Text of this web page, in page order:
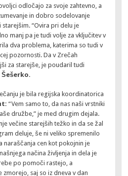
odločajo za svoje zahtevno, a
in dobro sodelovanje
“Ovira pri delu je
manj pa je tudi volje za vključitev v
dva problema, katerima so tudi v
pozornosti. Da v Zrečah
za starejše, je poudaril tudi
Šešerko.
je bila regijska koordinatorica
“Vem samo to, da nas naši vrstniki
družbe,” je med drugim dejala.
večine starejših težko in da se žal
deluje, še ni veliko spremenilo
naraščanja cen kot pokojnin je
načina življenja in dela je
po pomoči rastejo, a
saj so iz dneva v dan